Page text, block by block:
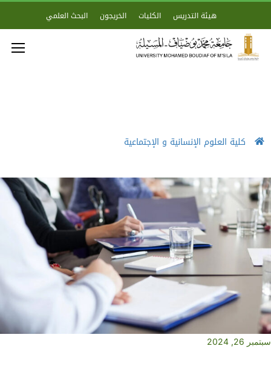
هيئة التدريس الكليات الخريجون البحث العلمي
كلية العلوم الإنسانية و الإجتماعية
سبتمبر 26, 2024